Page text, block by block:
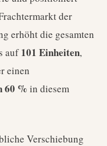
der
erhöht die gesamten
auf101 Einheiten,
einen
60 % in diesem
Verschiebung